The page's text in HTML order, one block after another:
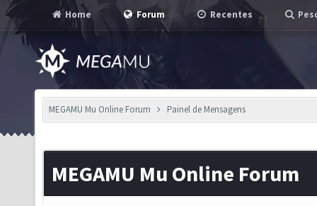
Home Forum Recentes
MEGAMU Mu Online Forum Painel de Mensagens
MEGAMU Mu Online Forum